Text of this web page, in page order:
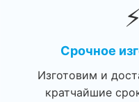
Срочное
Изготовим и
кратчайшие